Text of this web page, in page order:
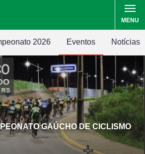
MENU
2026 Eventos Notícias
GAÚCHO DE CICLISMO